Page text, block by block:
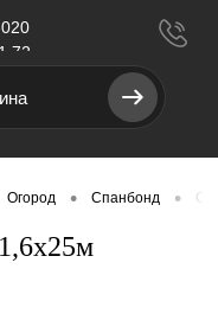
72
Огород • Спанбонд •